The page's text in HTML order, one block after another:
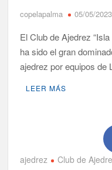
copelapalma 05/05/2023
El Club de Ajedrez
ha sido el gran
ajedrez por equipos
LEER MÁS
ajedrez Club de